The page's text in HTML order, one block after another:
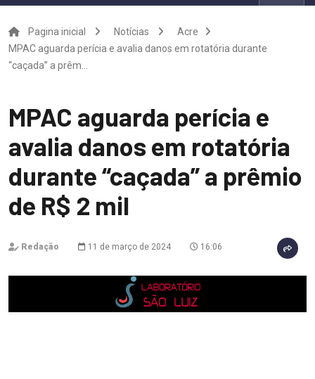
Pagina inicial Notícias
Acre
MPAC aguarda perícia e avalia danos em rotatória durante
“caçada” a prêm...
MPAC aguarda perícia e
avalia danos em rotatória
durante “caçada” a prêmio
de R$ 2 mil
Redação 11 de março de 2024 16:06